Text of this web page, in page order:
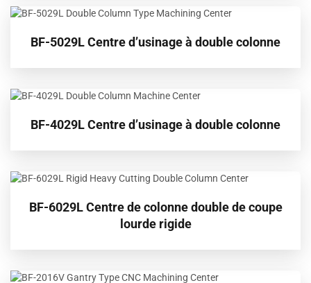
BF-5029L Centre d’usinage à double colonne
BF-4029L Centre d’usinage à double colonne
BF-6029L Centre de colonne double de coupe
lourde rigide